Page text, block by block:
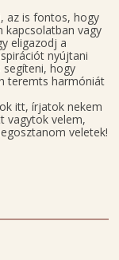
az is fontos, hogy
kapcsolatban vagy
eligazodj a
nyújtani
segíteni, hogy
teremts harmóniát
itt, írjatok nekem
vagytok velem,
veletek!